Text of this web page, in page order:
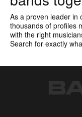
As a proven leader in
thousands of profiles
with the right
Search for exactly